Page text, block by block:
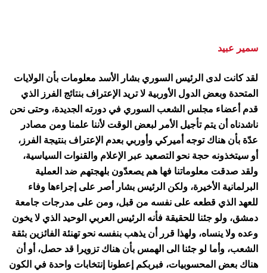
سمير عبيد
لقد كانت لدى الرئيس السوري بشار الأسد معلومات بأن الولايات
المتحدة وبعض الدول الأوربية لا تريد الإعتراف بنتائج الفرز الذي
قدم أعضاء مجلس الشعب السوري في دورته الجديدة، وحتى نحن
ناشدناه أن يتم تأجيل الأمر لبعض الوقت لأننا علمنا ومن مصادر
عدّة بأن هناك توجه أميركي وأوربي بعدم الإعتراف بنتيجة الفرز،
أو سيتخذونه حجة نحو التصعيد عبر الإعلام والقنوات السياسية،
ولقد صدقت معلوماتنا فها هم يصعدّون بلهجتهم ضد العملية
البرلمانية الأخيرة، ولكن الرئيس بشار أصر على إجراءها وفاء
للعهد الذي قطعه على نفسه من قبل، ومن على مدرجات جامعة
دمشق، ولو جئنا للحقيقة فأنه الرئيس العربي الوحيد الذي لا يخون
وعده ولا ينساه، ولهذا قرر أن يذهب بنفسه نحو تهنئة الفائزين بثقة
الشعب، وأما لو جئنا الى الهمس بأن هناك تزويرا قد حصل، أو أن
هناك بعض المحسوبيات، فبربكم إعطونا إنتخابات واحدة في الكون